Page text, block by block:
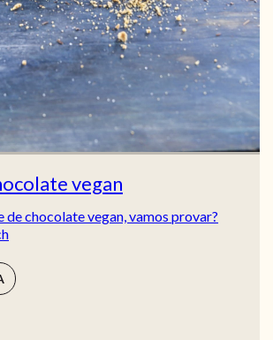
vegan
de chocolate vegan, vamos provar?